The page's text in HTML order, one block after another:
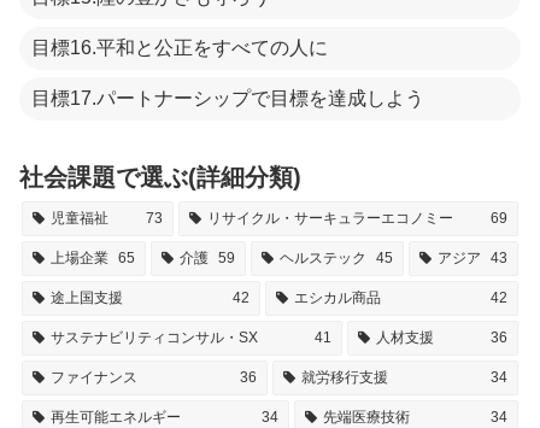
目標16.平和と公正をすべての人に
目標17.パートナーシップで目標を達成しよう
社会課題で選ぶ(詳細分類)
児童福祉 73 リサイクル・サーキュラーエコノミー 69
上場企業 65 介護 59 ヘルステック 45 アジア 43
途上国支援 42 エシカル商品 42
サステナビリティコンサル・SX 41 人材支援 36
ファイナンス 36 就労移行支援 34
再生可能エネルギー 34 先端医療技術 34